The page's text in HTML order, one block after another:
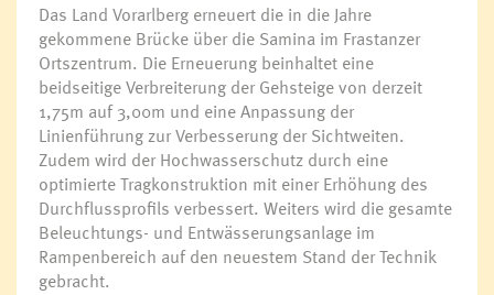
Das Land Vorarlberg erneuert die in die Jahre
gekommene Brücke über die Samina im Frastanzer
Ortszentrum. Die Erneuerung beinhaltet eine
beidseitige Verbreiterung der Gehsteige von derzeit
1,75m auf 3,00m und eine Anpassung der
Linienführung zur Verbesserung der Sichtweiten.
Zudem wird der Hochwasserschutz durch eine
optimierte Tragkonstruktion mit einer Erhöhung des
Durchflussprofils verbessert. Weiters wird die gesamte
Beleuchtungs- und Entwässerungsanlage im
Rampenbereich auf den neuestem Stand der Technik
gebracht.